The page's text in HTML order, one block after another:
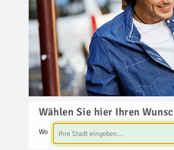
Wählen Sie hier Ihren
Wo